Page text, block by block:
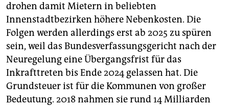
drohen damit Mietern in beliebten
Innenstadtbezirken höhere Nebenkosten. Die
Folgen werden allerdings erst ab 2025 zu spüren
sein, weil das Bundesverfassungsgericht nach der
Neuregelung eine Übergangsfrist für das
Inkrafttreten bis Ende 2024 gelassen hat. Die
Grundsteuer ist für die Kommunen von großer
Bedeutung. 2018 nahmen sie rund 14 Milliarden